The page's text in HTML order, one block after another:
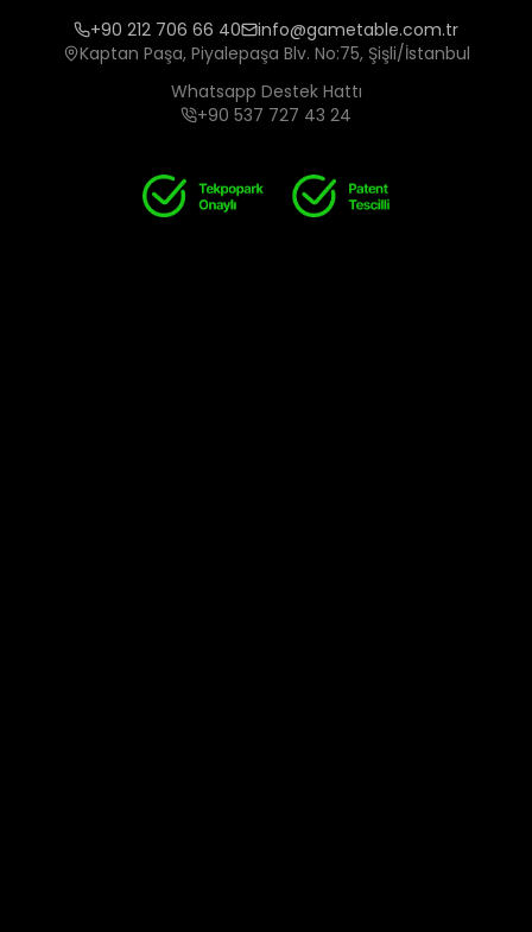
+90 212 706 66 40
info@gametable.com.tr
Kaptan Paşa, Piyalepaşa Blv. No:75, Şişli/İstanbul
Whatsapp Destek Hattı
+90 537 727 43 24